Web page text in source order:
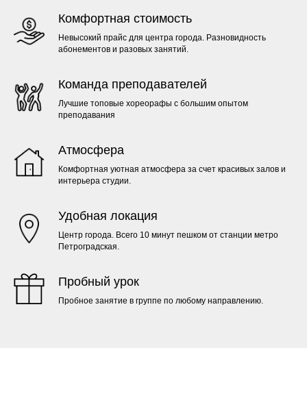
Комфортная стоимость
Невысокий прайс для центра города. Разновидность
абонементов и разовых занятий.
Команда преподавателей
Лучшие топовые хореорафы с большим опытом
преподавания
Атмосфера
Комфортная уютная атмосфера за счет красивых залов и
интерьера студии.
Удобная локация
Центр города. Всего 10 минут пешком от станции метро
Петроградская.
Пробный урок
Пробное занятие в группе по любому направлению.